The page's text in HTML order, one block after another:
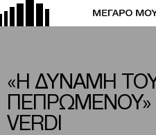
«Η ΔΥΝΑΜΗ
ΠΕΠΡΩΜΕΝΟΥ»
VERDI